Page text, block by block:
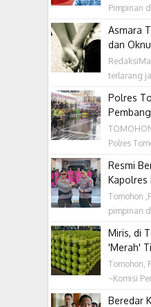
Pimpinan
Asmara
dan
terlarang
Polres
Polres
Resmi
Kapolres
Tomohon
pimpinan
Miris, di
'Merah'
Tomohon,
~Komisi
Beredar